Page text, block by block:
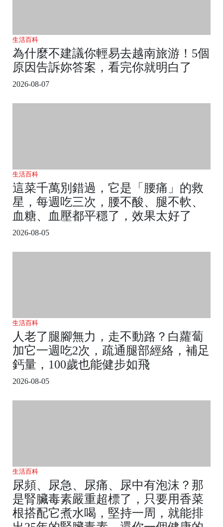
生活百科
為什麼不建議你輕易去越南旅游！5個
原因告訴妳答案，看完你就明白了
2026-08-07
生活百科
這菜千萬別錯過，它是「腰痛」的救
星，每週吃三次，腰不酸、腿不軟、
血糖、血壓都平穩了，效果太好了
2026-08-05
生活百科
人老了腿腳無力，走不動路？白蘿蔔
加它一週吃2次，疏通腿部經絡，補足
鈣量，100歲也能健步如飛
2026-08-05
生活百科
尿頻、尿急、尿痛、尿中有泡沫？那
是腎臟毒素嚴重超標了，只要用香菜
根搭配它煮水喝，堅持一周，就能排